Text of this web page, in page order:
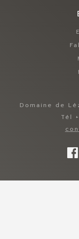
Domaine de
Tél